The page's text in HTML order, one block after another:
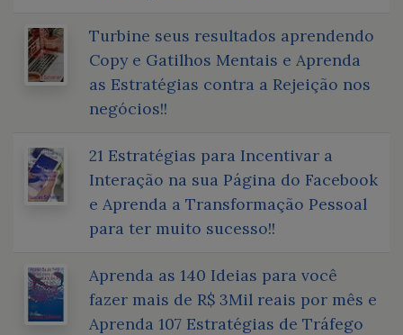
Turbine seus resultados aprendendo
Copy e Gatilhos Mentais e Aprenda
as Estratégias contra a Rejeição nos
negócios!!
21 Estratégias para Incentivar a
Interação na sua Página do Facebook
e Aprenda a Transformação Pessoal
para ter muito sucesso!!
Aprenda as 140 Ideias para você
fazer mais de R$ 3Mil reais por mês e
Aprenda 107 Estratégias de Tráfego